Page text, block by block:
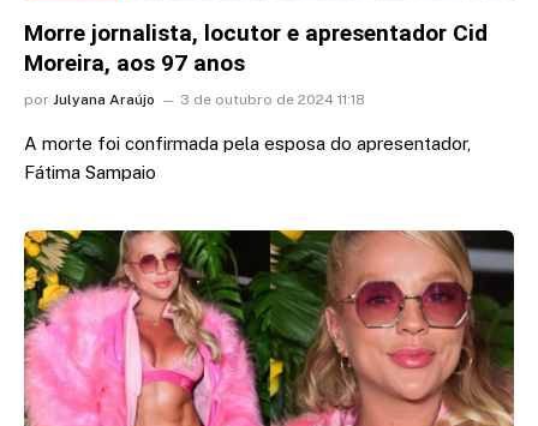
Morre jornalista, locutor e apresentador Cid
Moreira, aos 97 anos
por Julyana Araújo 3 de outubro de 2024 11:18
A morte foi confirmada pela esposa do apresentador,
Fátima Sampaio